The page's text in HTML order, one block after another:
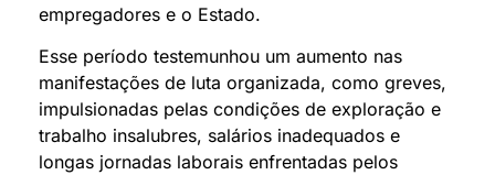
empregadores e o Estado.
Esse período testemunhou um aumento nas
manifestações de luta organizada, como greves,
impulsionadas pelas condições de exploração e
trabalho insalubres, salários inadequados e
longas jornadas laborais enfrentadas pelos